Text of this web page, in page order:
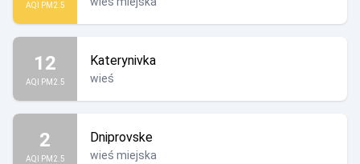
AQI PM2.5
12
AQI PM2.5
Katerynivka
wieś
2
AQI PM2.5
Dniprovske
wieś miejska